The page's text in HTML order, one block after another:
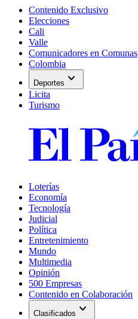
Contenido Exclusivo
Elecciones
Cali
Valle
Comunicadores en Comunas
Colombia
Deportes expand_more
Licita
Turismo
Loterías
Economía
Tecnología
Judicial
Política
Entretenimiento
Mundo
Multimedia
Opinión
500 Empresas
Contenido en Colaboración
Clasificados expand_more